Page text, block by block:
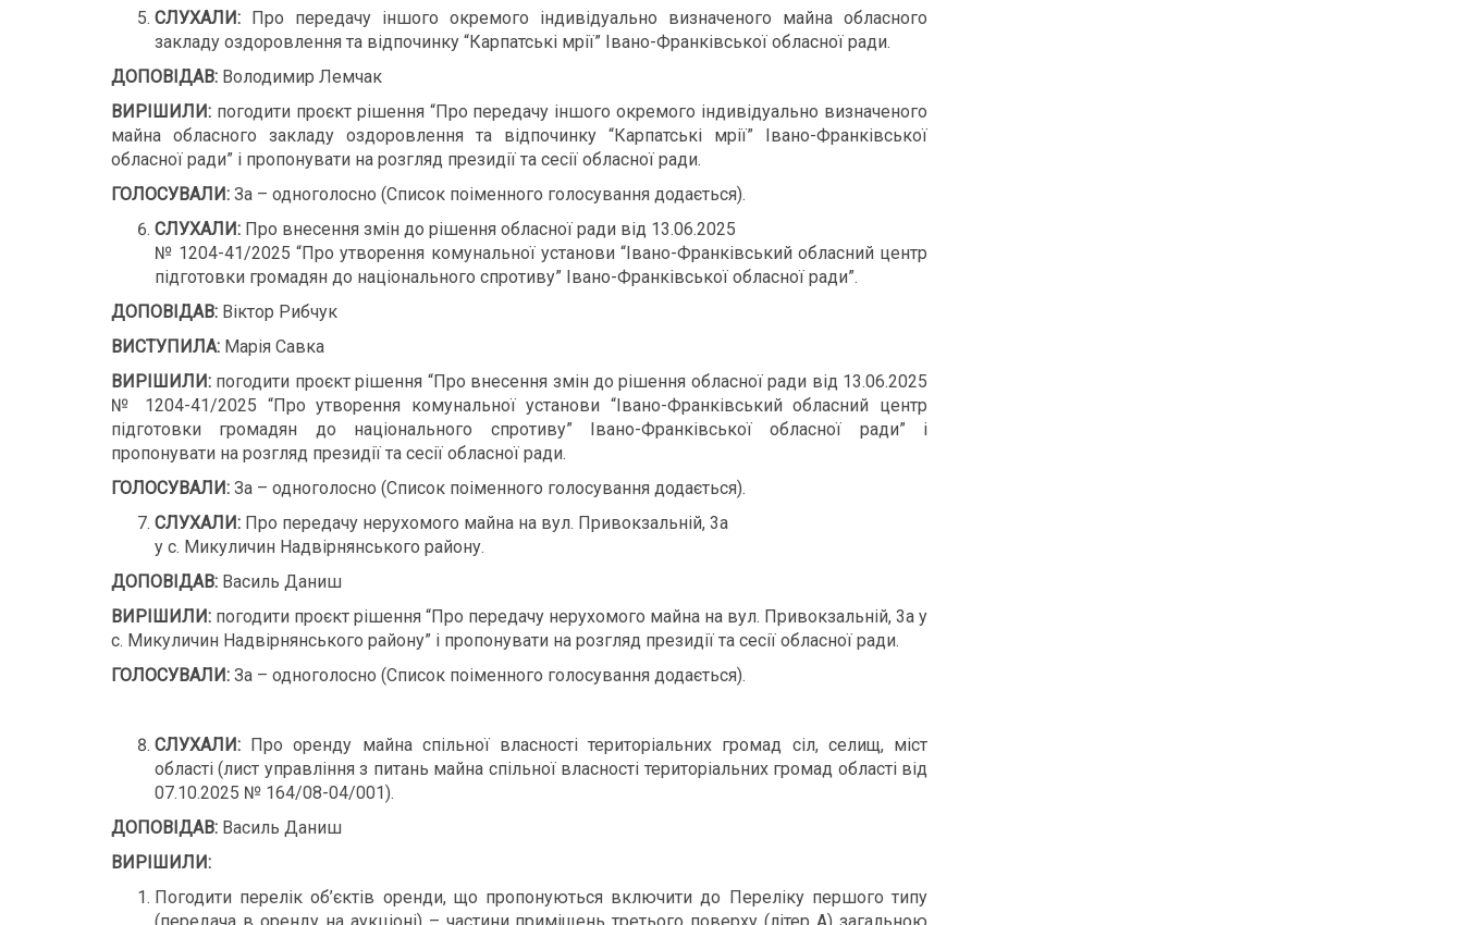
СЛУХАЛИ: Про передачу іншого окремого індивідуально визначеного майна обласного
закладу оздоровлення та відпочинку “Карпатські мрії” Івано-Франківської обласної ради.
ДОПОВІДАВ: Володимир Лемчак
ВИРІШИЛИ: погодити проєкт рішення “Про передачу іншого окремого індивідуально визначеного
майна обласного закладу оздоровлення та відпочинку “Карпатські мрії” Івано-Франківської
обласної ради” і пропонувати на розгляд президії та сесії обласної ради.
ГОЛОСУВАЛИ: За – одноголосно (Список поіменного голосування додається).
СЛУХАЛИ: Про внесення змін до рішення обласної ради від 13.06.2025
№ 1204-41/2025 “Про утворення комунальної установи “Івано-Франківський обласний центр
підготовки громадян до національного спротиву” Івано-Франківської обласної ради”.
ДОПОВІДАВ: Віктор Рибчук
ВИСТУПИЛА: Марія Савка
ВИРІШИЛИ: погодити проєкт рішення “Про внесення змін до рішення обласної ради від 13.06.2025
№ 1204-41/2025 “Про утворення комунальної установи “Івано-Франківський обласний центр
підготовки громадян до національного спротиву” Івано-Франківської обласної ради” і
пропонувати на розгляд президії та сесії обласної ради.
ГОЛОСУВАЛИ: За – одноголосно (Список поіменного голосування додається).
СЛУХАЛИ: Про передачу нерухомого майна на вул. Привокзальній, 3а
у с. Микуличин Надвірнянського району.
ДОПОВІДАВ: Василь Даниш
ВИРІШИЛИ: погодити проєкт рішення “Про передачу нерухомого майна на вул. Привокзальній, 3а у
с. Микуличин Надвірнянського району” і пропонувати на розгляд президії та сесії обласної ради.
ГОЛОСУВАЛИ: За – одноголосно (Список поіменного голосування додається).
СЛУХАЛИ: Про оренду майна спільної власності територіальних громад сіл, селищ, міст
області (лист управління з питань майна спільної власності територіальних громад області від
07.10.2025 № 164/08-04/001).
ДОПОВІДАВ: Василь Даниш
ВИРІШИЛИ:
Погодити перелік об’єктів оренди, що пропонуються включити до Переліку першого типу